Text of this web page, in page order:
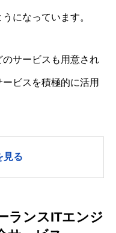
になっています。
サービスも用意され
ビスを積極的に活用
見る
ランスITエンジ